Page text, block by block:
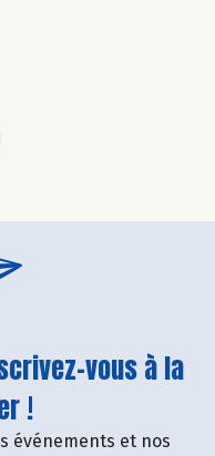
vous à la
!
événements et nos